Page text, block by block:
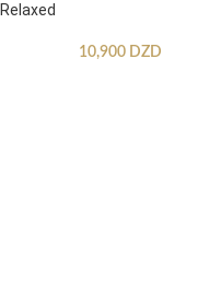
Relaxed
10,900 DZD